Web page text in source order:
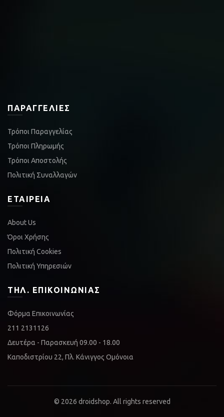
ΠΑΡΑΓΓΕΛΊΕΣ
Τρόποι Παραγγελίας
Τρόποι Πληρωμής
Τρόποι Αποστολής
Πολιτική Συναλλαγών
ΕΤΑΙΡΕΊΑ
About Us
Όροι Χρήσης
Πολιτική Cookies
Πολιτική Υπηρεσιών
ΤΗΛ. ΕΠΙΚΟΙΝΩΝΊΑΣ
Φόρμα Επικοινωνίας
211 2131126
Δευτέρα - Παρασκευή 09.00 - 18.00
Καποδιστρίου 22, Πλ. Κάνιγγος Ομόνοια
© 2026 droidshop. All rights reserved